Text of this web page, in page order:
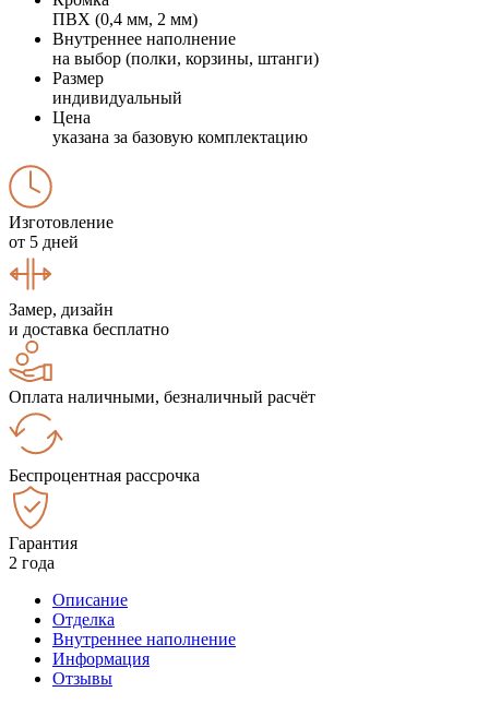
ПВХ (0,4 мм, 2 мм)
Внутреннее наполнение
на выбор (полки, корзины, штанги)
Размер
индивидуальный
Цена
указана за базовую комплектацию
Изготовление
от 5 дней
Замер, дизайн
и доставка бесплатно
Оплата наличными, безналичный расчёт
Беспроцентная рассрочка
Гарантия
2 года
Описание
Отделка
Внутреннее наполнение
Информация
Отзывы